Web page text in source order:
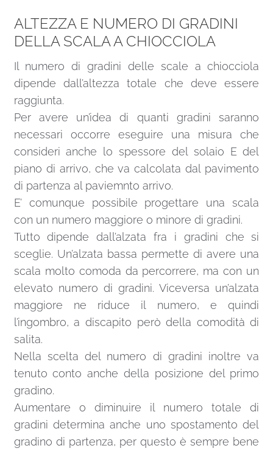
ALTEZZA E NUMERO DI GRADINI
DELLA SCALA A CHIOCCIOLA
Il numero di gradini delle scale a chiocciola
dipende dall’altezza totale che deve essere
raggiunta.
Per avere un’idea di quanti gradini saranno
necessari occorre eseguire una misura che
consideri anche lo spessore del solaio E del
piano di arrivo, che va calcolata dal pavimento
di partenza al paviemnto arrivo.
E’ comunque possibile progettare una scala
con un numero maggiore o minore di gradini.
Tutto dipende dall’alzata fra i gradini che si
sceglie. Un’alzata bassa permette di avere una
scala molto comoda da percorrere, ma con un
elevato numero di gradini. Viceversa un’alzata
maggiore ne riduce il numero, e quindi
l’ingombro, a discapito però della comodità di
salita.
Nella scelta del numero di gradini inoltre va
tenuto conto anche della posizione del primo
gradino.
Aumentare o diminuire il numero totale di
gradini determina anche uno spostamento del
gradino di partenza, per questo è sempre bene